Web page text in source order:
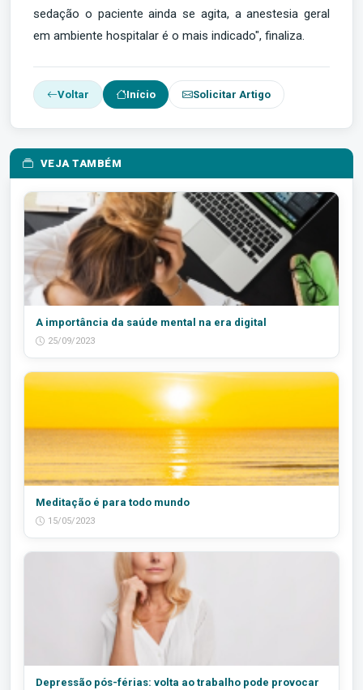
sedação o paciente ainda se agita, a anestesia geral
em ambiente hospitalar é o mais indicado", finaliza.
Voltar Início Solicitar Artigo
VEJA TAMBÉM
A importância da saúde mental na era digital
25/09/2023
Meditação é para todo mundo
15/05/2023
Depressão pós-férias: volta ao trabalho pode provocar